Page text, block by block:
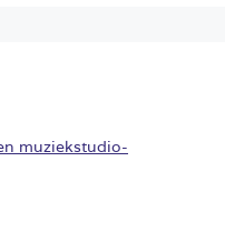
muziekstudio-